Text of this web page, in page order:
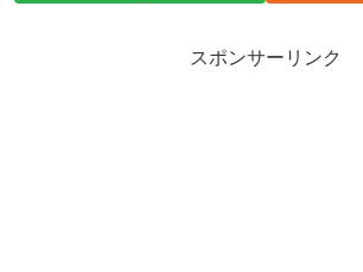
スポンサーリンク